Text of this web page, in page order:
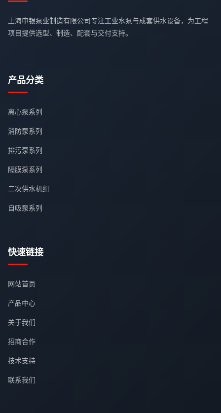
上海申银泵业制造有限公司专注工业水泵与成套供水设备，为工程
项目提供选型、制造、配套与交付支持。
产品分类
离心泵系列
消防泵系列
排污泵系列
隔膜泵系列
二次供水机组
自吸泵系列
快速链接
网站首页
产品中心
关于我们
招商合作
技术支持
联系我们